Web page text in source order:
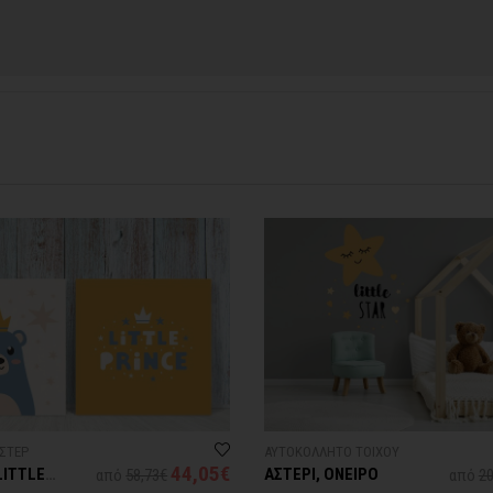
44,05€ ΑΣΤΕΡΙ, ΟΝΕΙΡΟ